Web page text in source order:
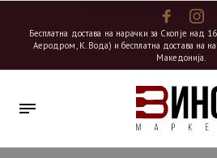
Бесплатна достава на нарачки за Скопје над
Аеродром, К. Вода) и бесплатна достава на
Македонија.